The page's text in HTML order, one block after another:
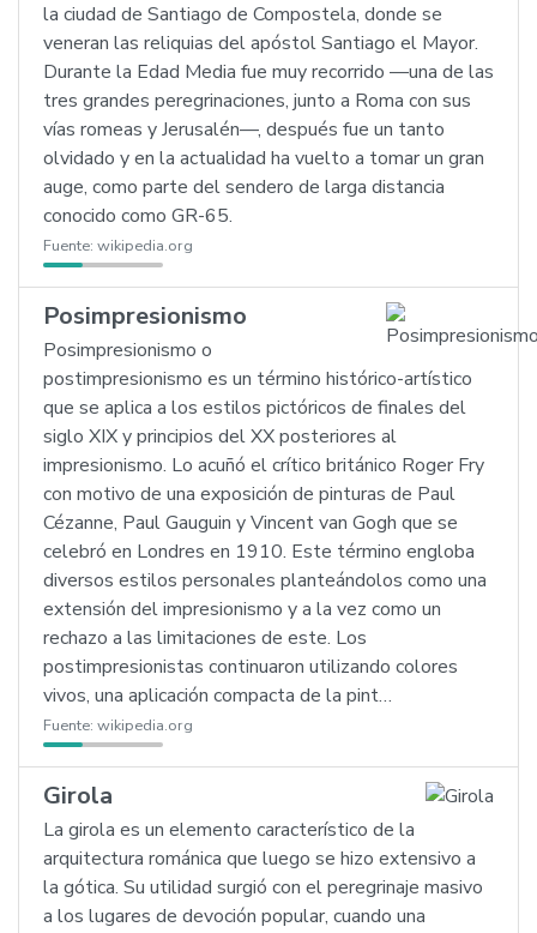
la ciudad de Santiago de Compostela, donde se
veneran las reliquias del apóstol Santiago el Mayor.
Durante la Edad Media fue muy recorrido —una de las
tres grandes peregrinaciones, junto a Roma con sus
vías romeas y Jerusalén—, después fue un tanto
olvidado y en la actualidad ha vuelto a tomar un gran
auge, como parte del sendero de larga distancia
conocido como GR-65.
Fuente: wikipedia.org
Posimpresionismo
Posimpresionismo o
postimpresionismo es un término histórico-artístico
que se aplica a los estilos pictóricos de finales del
siglo XIX y principios del XX posteriores al
impresionismo. Lo acuñó el crítico británico Roger Fry
con motivo de una exposición de pinturas de Paul
Cézanne, Paul Gauguin y Vincent van Gogh que se
celebró en Londres en 1910. Este término engloba
diversos estilos personales planteándolos como una
extensión del impresionismo y a la vez como un
rechazo a las limitaciones de este. Los
postimpresionistas continuaron utilizando colores
vivos, una aplicación compacta de la pint…
Fuente: wikipedia.org
Girola
La girola es un elemento característico de la
arquitectura románica que luego se hizo extensivo a
la gótica. Su utilidad surgió con el peregrinaje masivo
a los lugares de devoción popular, cuando una